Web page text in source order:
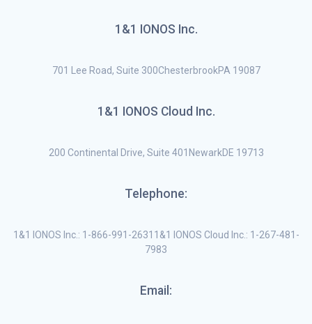
1&1 IONOS Inc.
701 Lee Road, Suite 300ChesterbrookPA 19087
1&1 IONOS Cloud Inc.
200 Continental Drive, Suite 401NewarkDE 19713
Telephone:
1&1 IONOS Inc.: 1-866-991-26311&1 IONOS Cloud Inc.: 1-267-481-
7983
Email: